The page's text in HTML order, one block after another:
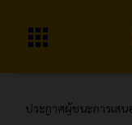
ประกาศผู้ชนะการเสนอ
ประกาศผลผู้ชนะการเ